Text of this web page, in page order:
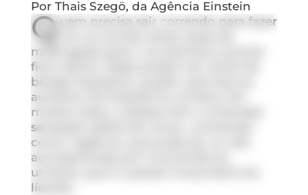
Por Thais Szegö, da Agência Einstein
Q uem precisa sair correndo para fazer
madrugada para ir ao banheiro precisa
ficar atento. Esses podem ser sinais de
bexiga hiperativa, quadro que leva ao
aumento da frequência urinária. Em
muitos casos, a pessoa tem a chamada
sensação súbita de urinar, conhecida
como urgência, que pode ser ou não
acompanhada por incontinência
urinária, que é a perda involuntária do
líquido.